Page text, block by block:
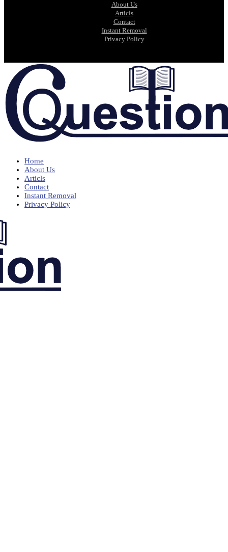
About Us
Articls
Contact
Instant Removal
Privacy Policy
Home
About Us
Articls
Contact
Instant Removal
Privacy Policy